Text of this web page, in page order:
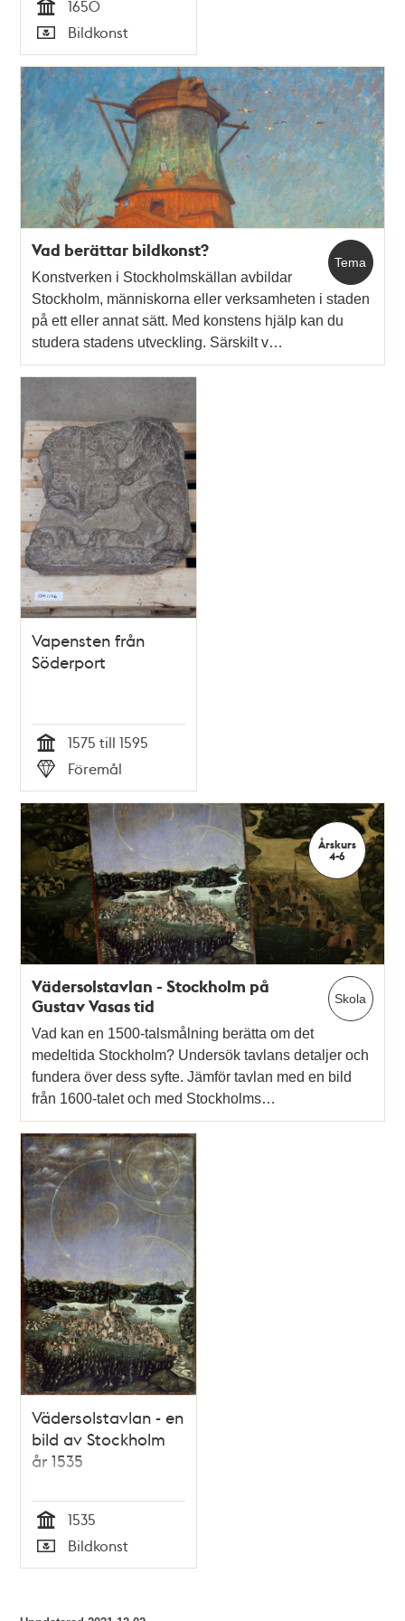
Tid
1650
Typ
Bildkonst
Tema
Vad berättar bildkonst?
Konstverken i Stockholmskällan avbildar
Stockholm, människorna eller verksamheten i staden
på ett eller annat sätt. Med konstens hjälp kan du
studera stadens utveckling. Särskilt v…
Vapensten från
Söderport
Tid
1575 till 1595
Typ
Föremål
Årskurs
4-6
Skola
Vädersolstavlan - Stockholm på
Gustav Vasas tid
Vad kan en 1500-talsmålning berätta om det
medeltida Stockholm? Undersök tavlans detaljer och
fundera över dess syfte. Jämför tavlan med en bild
från 1600-talet och med Stockholms…
Vädersolstavlan - en
bild av Stockholm
år 1535
Tid
1535
Typ
Bildkonst